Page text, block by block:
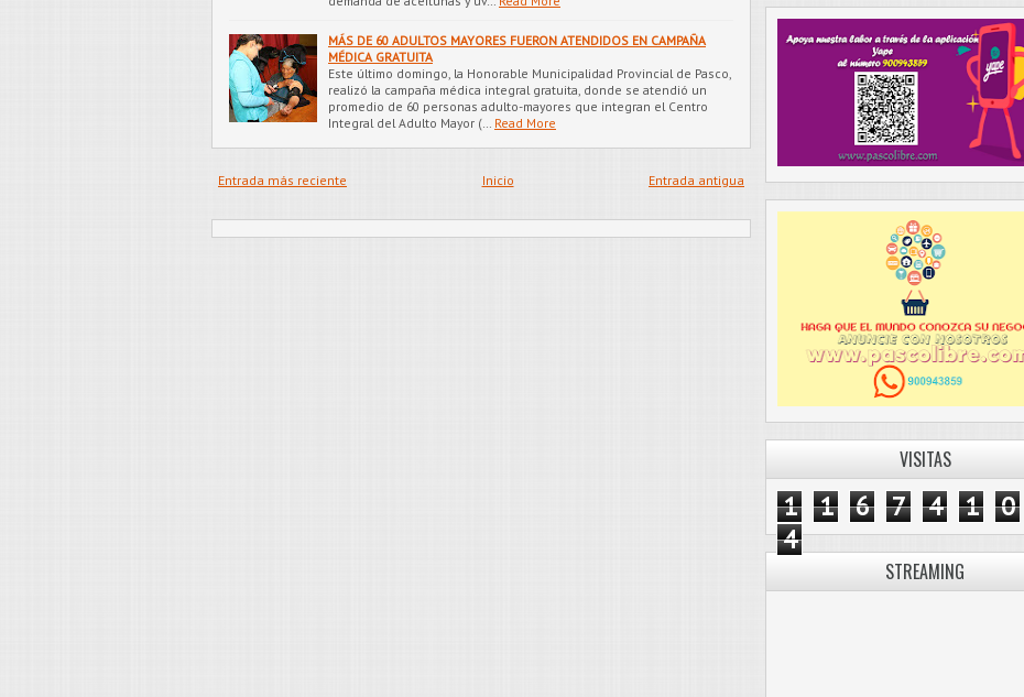
MÁS DE 60 ADULTOS MAYORES FUERON ATENDIDOS EN CAMPAÑA
MÉDICA GRATUITA
Este último domingo, la Honorable Municipalidad Provincial de Pasco,
realizó la campaña médica integral gratuita, donde se atendió un
promedio de 60 personas adulto-mayores que integran el Centro
Integral del Adulto Mayor (…
Read More
Entrada más reciente Entrada antigua
Inicio
VISITAS
1 1 6 7 4 1
0
4
STREAMING